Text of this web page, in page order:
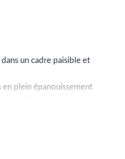
un cadre paisible et
plein épanouissement
l’horizon.